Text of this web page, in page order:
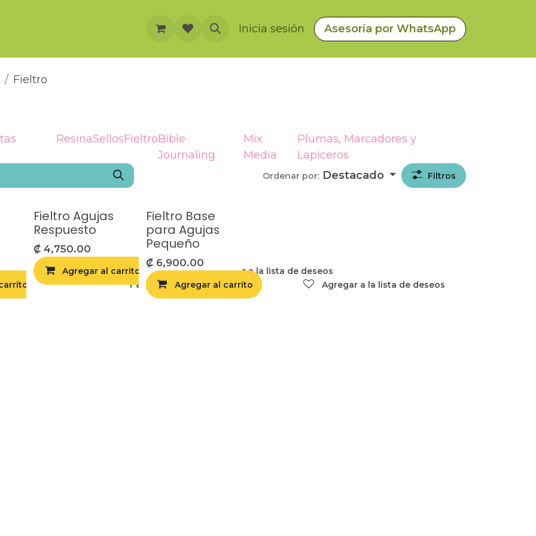
Eventos Inicia sesión Asesoría por WhatsApp
Fieltro
ResinaSellosFieltroBible
Journaling
Mix
Media
Plumas, Marcadores y
Lapiceros
Ordenar por: Destacado Filtros
a la lista de deseosAgregar a la lista de deseos
Fieltro Agujas
Respuesto
₡4,750.00
Agregar al carrito Agregar a la lista de deseos
Fieltro Base
para Agujas
Pequeño
₡ 6,900.00
Agregar al carrito Agregar a la lista de deseos